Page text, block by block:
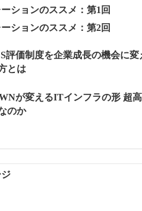
ションのススメ：第1回
ションのススメ：第2回